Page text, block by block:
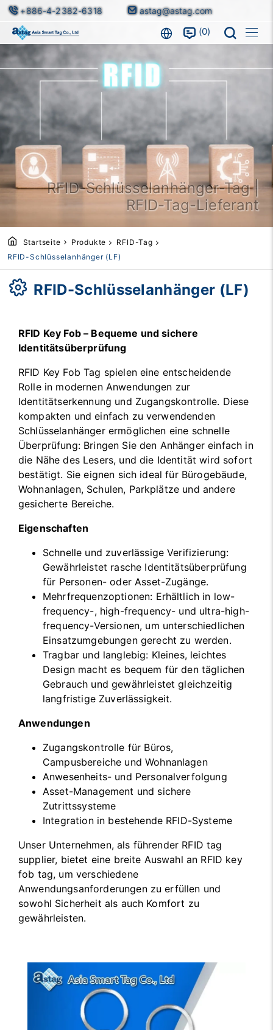
+886-4-2382-6318 astag@astag.com
0
RFID-Schlüsselanhänger-Tag |
RFID-Tag-Lieferant
Startseite Produkte
RFID-Tag
RFID-Schlüsselanhänger (LF)
RFID-Schlüsselanhänger (LF)
RFID Key Fob – Bequeme und sichere
Identitätsüberprüfung
RFID Key Fob Tag spielen eine entscheidende
Rolle in modernen Anwendungen zur
Identitätserkennung und Zugangskontrolle. Diese
kompakten und einfach zu verwendenden
Schlüsselanhänger ermöglichen eine schnelle
Überprüfung: Bringen Sie den Anhänger einfach in
die Nähe des Lesers, und die Identität wird sofort
bestätigt. Sie eignen sich ideal für Bürogebäude,
Wohnanlagen, Schulen, Parkplätze und andere
gesicherte Bereiche.
Eigenschaften
Schnelle und zuverlässige Verifizierung:
Gewährleistet rasche Identitätsüberprüfung
für Personen- oder Asset-Zugänge.
Mehrfrequenzoptionen: Erhältlich in low-
frequency-, high-frequency- und ultra-high-
frequency-Versionen, um unterschiedlichen
Einsatzumgebungen gerecht zu werden.
Tragbar und langlebig: Kleines, leichtes
Design macht es bequem für den täglichen
Gebrauch und gewährleistet gleichzeitig
langfristige Zuverlässigkeit.
Anwendungen
Zugangskontrolle für Büros,
Campusbereiche und Wohnanlagen
Anwesenheits- und Personalverfolgung
Asset-Management und sichere
Zutrittssysteme
Integration in bestehende RFID-Systeme
Unser Unternehmen, als führender RFID tag
supplier, bietet eine breite Auswahl an RFID key
fob tag, um verschiedene
Anwendungsanforderungen zu erfüllen und
sowohl Sicherheit als auch Komfort zu
gewährleisten.